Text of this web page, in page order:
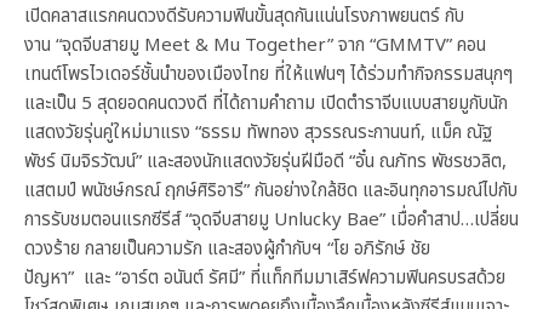
เปิดคลาสแรกคนดวงดีรับความฟินขั้นสุดกันแน่นโรงภาพยนตร์ กับ
งาน “จุดจีบสายมู Meet & Mu Together” จาก “GMMTV” คอน
เทนต์โพรไวเดอร์ชั้นนำของเมืองไทย ที่ให้แฟนๆ ได้ร่วมทำกิจกรรมสนุกๆ
และเป็น 5 สุดยอดคนดวงดี ที่ได้ถามคำถาม เปิดตำราจีบแบบสายมูกับนัก
แสดงวัยรุ่นคู่ใหม่มาแรง “ธรรม ทัพทอง สุวรรณระกานนท์, แม็ค ณัฐ
พัชร์ นิมจิรวัฒน์” และสองนักแสดงวัยรุ่นฝีมือดี “อั๋น ณภัทร พัชรชวลิต,
แสตมป์ พนัชษ์กรณ์ ฤกษ์ศิริอารี” กันอย่างใกล้ชิด และอินทุกอารมณ์ไปกับ
การรับชมตอนแรกซีรีส์ “จุดจีบสายมู Unlucky Bae” เมื่อคำสาป…เปลี่ยน
ดวงร้าย กลายเป็นความรัก และสองผู้กำกับฯ “โย อภิรักษ์ ชัย
ปัญหา” และ “อาร์ต อนันต์ รัศมี” ที่แท็กทีมมาเสิร์ฟความฟินครบรสด้วย